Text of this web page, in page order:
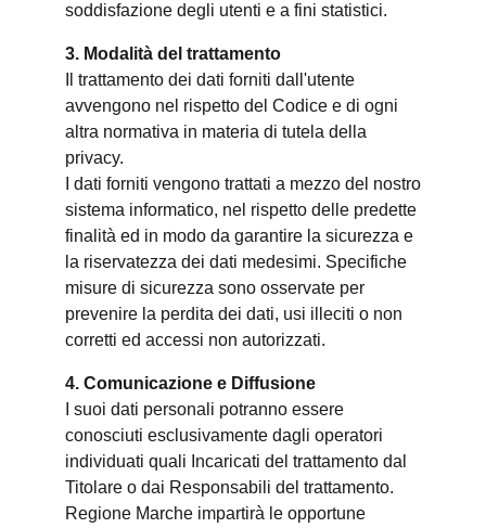
soddisfazione degli utenti e a fini statistici.
3. Modalità del trattamento
Il trattamento dei dati forniti dall'utente
avvengono nel rispetto del Codice e di ogni
altra normativa in materia di tutela della
privacy.
I dati forniti vengono trattati a mezzo del nostro
sistema informatico, nel rispetto delle predette
finalità ed in modo da garantire la sicurezza e
la riservatezza dei dati medesimi. Specifiche
misure di sicurezza sono osservate per
prevenire la perdita dei dati, usi illeciti o non
corretti ed accessi non autorizzati.
4. Comunicazione e Diffusione
I suoi dati personali potranno essere
conosciuti esclusivamente dagli operatori
individuati quali Incaricati del trattamento dal
Titolare o dai Responsabili del trattamento.
Regione Marche impartirà le opportune